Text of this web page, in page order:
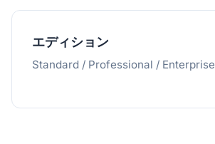
エディション
Standard / Professional / Enterprise